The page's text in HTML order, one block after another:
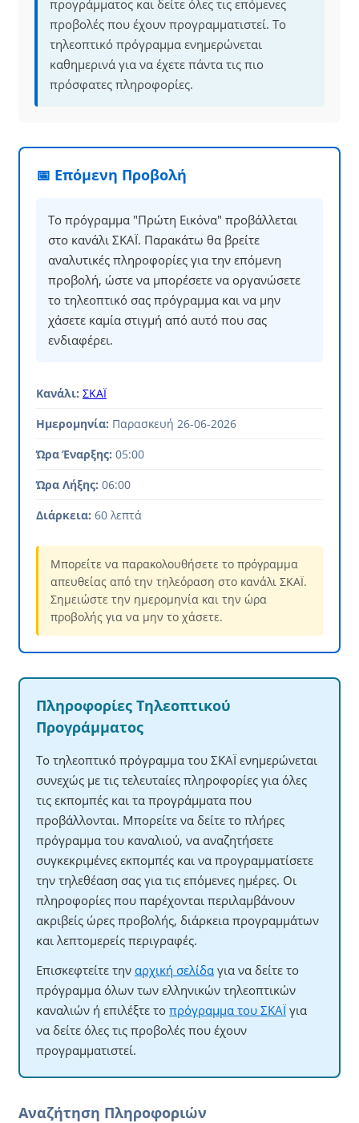
προγράμματος και δείτε όλες τις επόμενες
προβολές που έχουν προγραμματιστεί. Το
τηλεοπτικό πρόγραμμα ενημερώνεται
καθημερινά για να έχετε πάντα τις πιο
πρόσφατες πληροφορίες.
📅 Επόμενη Προβολή
Το πρόγραμμα "Πρώτη Εικόνα" προβάλλεται
στο κανάλι ΣΚΑΪ. Παρακάτω θα βρείτε
αναλυτικές πληροφορίες για την επόμενη
προβολή, ώστε να μπορέσετε να οργανώσετε
το τηλεοπτικό σας πρόγραμμα και να μην
χάσετε καμία στιγμή από αυτό που σας
ενδιαφέρει.
Κανάλι: ΣΚΑΪ
Ημερομηνία: Παρασκευή 26-06-2026
Ώρα Έναρξης: 05:00
Ώρα Λήξης: 06:00
Διάρκεια: 60 λεπτά
Μπορείτε να παρακολουθήσετε το πρόγραμμα
απευθείας από την τηλεόραση στο κανάλι ΣΚΑΪ.
Σημειώστε την ημερομηνία και την ώρα
προβολής για να μην το χάσετε.
Πληροφορίες Τηλεοπτικού
Προγράμματος
Το τηλεοπτικό πρόγραμμα του ΣΚΑΪ ενημερώνεται
συνεχώς με τις τελευταίες πληροφορίες για όλες
τις εκπομπές και τα προγράμματα που
προβάλλονται. Μπορείτε να δείτε το πλήρες
πρόγραμμα του καναλιού, να αναζητήσετε
συγκεκριμένες εκπομπές και να προγραμματίσετε
την τηλεθέαση σας για τις επόμενες ημέρες. Οι
πληροφορίες που παρέχονται περιλαμβάνουν
ακριβείς ώρες προβολής, διάρκεια προγραμμάτων
και λεπτομερείς περιγραφές.
Επισκεφτείτε την αρχική σελίδα για να δείτε το
πρόγραμμα όλων των ελληνικών τηλεοπτικών
καναλιών ή επιλέξτε το πρόγραμμα του ΣΚΑΪ για
να δείτε όλες τις προβολές που έχουν
προγραμματιστεί.
Αναζήτηση Πληροφοριών